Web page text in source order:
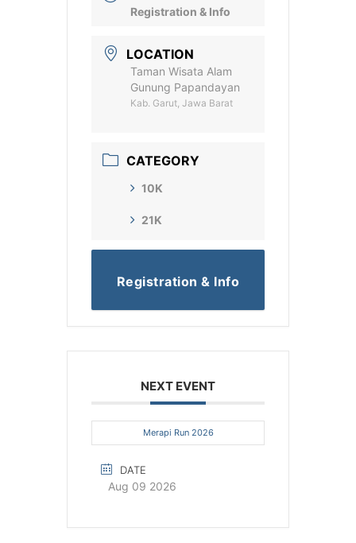
Registration & Info
LOCATION
Taman Wisata Alam
Gunung Papandayan
Kab. Garut, Jawa Barat
CATEGORY
10K
21K
Registration & Info
NEXT EVENT
Merapi Run 2026
DATE
Aug 09 2026